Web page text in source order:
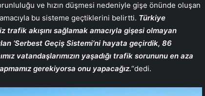
ve hızın düşmesi nedeniyle gişe önünde oluşan
bu sisteme geçtiklerini belirtti. Türkiye
akışını sağlamak amacıyla gişesi olmayan
‘Serbest Geçiş Sistemi’ni hayata geçirdik, 86
vatandaşlarımızın yaşadığı trafik sorununu en aza
gerekiyorsa onu yapacağız.“dedi.